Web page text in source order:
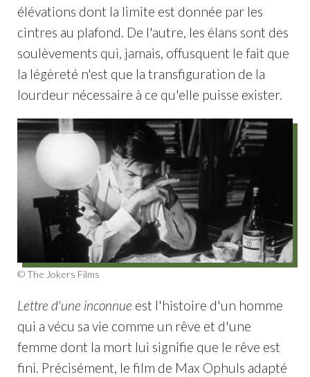
élévations dont la limite est donnée par les
cintres au plafond. De l'autre, les élans sont des
soulèvements qui, jamais, offusquent le fait que
la légèreté n'est que la transfiguration de la
lourdeur nécessaire à ce qu'elle puisse exister.
© The Jokers Films
Lettre d'une inconnue est l'histoire d'un homme
qui a vécu sa vie comme un rêve et d'une
femme dont la mort lui signifie que le rêve est
fini. Précisément, le film de Max Ophuls adapté